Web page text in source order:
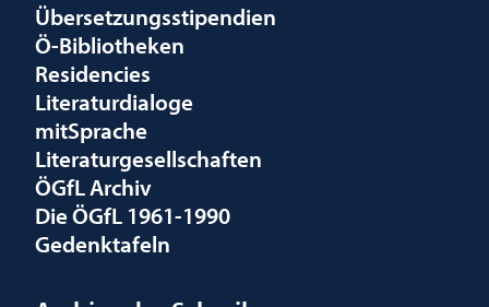
Übersetzungsstipendien
Ö-Bibliotheken
Residencies
Literaturdialoge
mitSprache
Literaturgesellschaften
ÖGfL Archiv
Die ÖGfL 1961-1990
Gedenktafeln